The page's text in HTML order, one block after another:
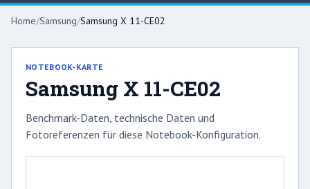
Home/Samsung/Samsung X 11-CE02
NOTEBOOK-KARTE
Samsung X 11-CE02
Benchmark-Daten, technische Daten und
Fotoreferenzen für diese Notebook-Konfiguration.